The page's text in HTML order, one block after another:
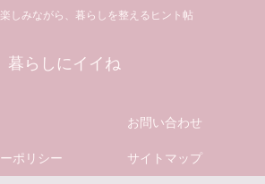
しみながら、暮らしを整えるヒント帖
暮らしにイイね
お問い合わせ
ポリシー サイトマップ